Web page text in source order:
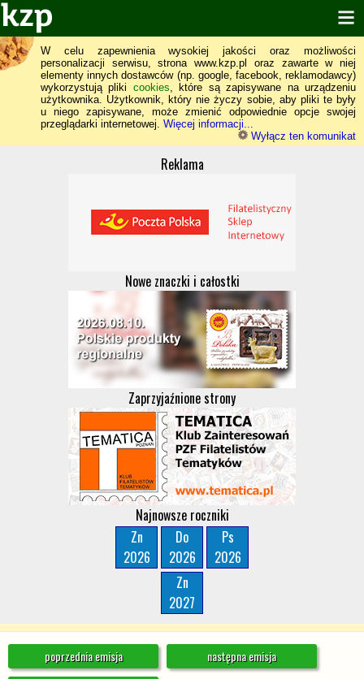
W celu zapewnienia wysokiej jakości oraz możliwości
personalizacji serwisu, strona www.kzp.pl oraz zawarte w niej
elementy innych dostawców (np. google, facebook, reklamodawcy)
wykorzystują pliki cookies, które są zapisywane na urządzeniu
użytkownika. Użytkownik, który nie życzy sobie, aby pliki te były
u niego zapisywane, może zmienić odpowiednie opcje swojej
przeglądarki internetowej. Więcej informacji...
Wyłącz ten komunikat
Reklama
Nowe znaczki i całostki
Zaprzyjaźnione strony
Najnowsze roczniki
Zn
2026
Do
2026
Ps
2026
Zn
2027
poprzednia emisja
następna emisja